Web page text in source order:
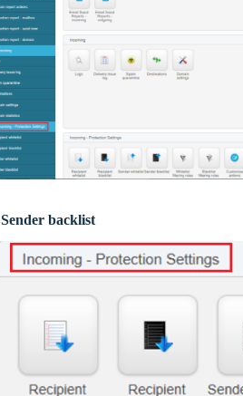
Sender backlist